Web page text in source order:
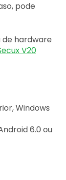
pode
de hardware
V20
Windows
6.0 ou